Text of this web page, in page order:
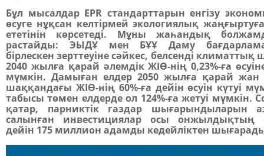
Бұл мысалдар EPR стандарттарын енгізу
өсуге нұқсан келтірмей экологиялық
ететінін көрсетеді. Мұны жаһандық
растайды: ЭЫДҰ мен БҰҰ Даму
бірлескен зерттеуіне сәйкес, белсенді климаттық
2040 жылға қарай әлемдік ЖІӨ-нің 0,23%-ға
мүмкін. Дамыған елдер 2050 жылға қарай жан
шаққандағы ЖІӨ-нің 60%-ға дейін өсуін күтуі
табысы төмен елдерде ол 124%-ға жетуі мүмкін.
қатар, парниктік газдар шығарындыларын
салынған инвестициялар осы онжылдықтың
дейін 175 миллион адамды кедейліктен